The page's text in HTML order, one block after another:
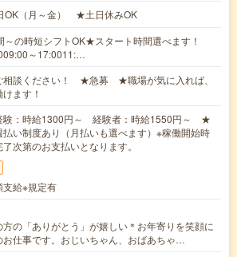
OK（月～金） ★土日休みOK
の時短シフトOK★スタート時間選べます！
～17:0011:…
相談ください！ ★急募 ★職場が気に入れば、
ます！
験：時給1300円～ 経験者：時給1550円～ ★
払い制度あり（月払いも選べます）※稼働開始時
次第のお支払いとなります。
支給※規定有
方の「ありがとう」が嬉しい＊お年寄りを笑顔に
お仕事です。おじいちゃん、おばあちゃ…